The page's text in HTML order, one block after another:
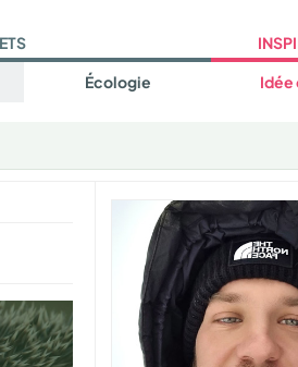
Écologie Idée